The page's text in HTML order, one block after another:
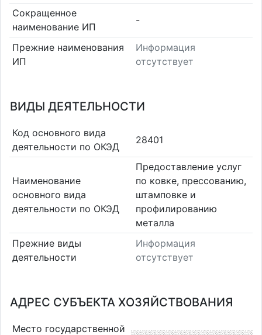
Сокращенное
наименование ИП
-
Прежние наименования
ИП
Информация
отсутствует
ВИДЫ ДЕЯТЕЛЬНОСТИ
Код основного вида
деятельности по ОКЭД
28401
Наименование
основного вида
деятельности по ОКЭД
Предоставление услуг
по ковке, прессованию,
штамповке и
профилированию
металла
Прежние виды
деятельности
Информация
отсутствует
АДРЕС СУБЪЕКТА ХОЗЯЙСТВОВАНИЯ
Место государственной